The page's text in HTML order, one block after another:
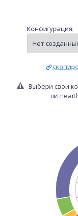
Конфигурация:
Выбери свои
ли